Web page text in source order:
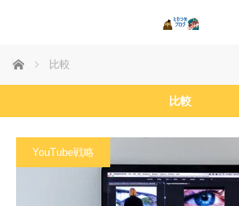
ホーム 比較
比較
YouTube戦略